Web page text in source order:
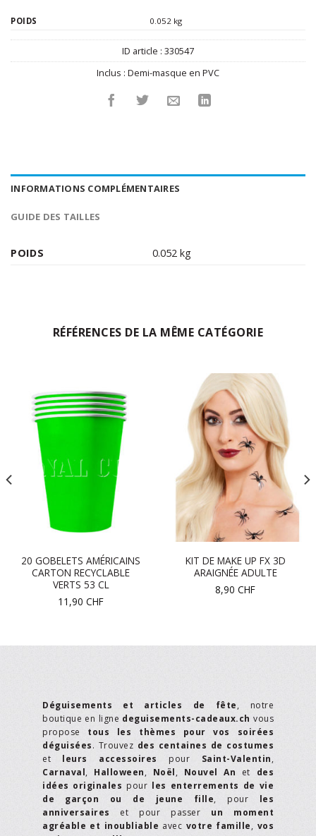
POIDS 0.052 kg
ID article : 330547
Inclus : Demi-masque en PVC
INFORMATIONS COMPLÉMENTAIRES
GUIDE DES TAILLES
POIDS 0.052 kg
RÉFÉRENCES DE LA MÊME CATÉGORIE
20 GOBELETS AMÉRICAINS
CARTON RECYCLABLE
VERTS 53 CL
11,90 CHF
KIT DE MAKE UP FX 3D
ARAIGNÉE ADULTE
8,90 CHF
Déguisements et articles de fête, notre
boutique en ligne deguisements-cadeaux.ch vous
propose tous les thèmes pour vos soirées
déguisées. Trouvez des centaines de costumes
et leurs accessoires pour Saint-Valentin,
Carnaval, Halloween, Noël, Nouvel An et des
idées originales pour les enterrements de vie
de garçon ou de jeune fille, pour les
anniversaires et pour passer un moment
agréable et inoubliable avec votre famille, vos